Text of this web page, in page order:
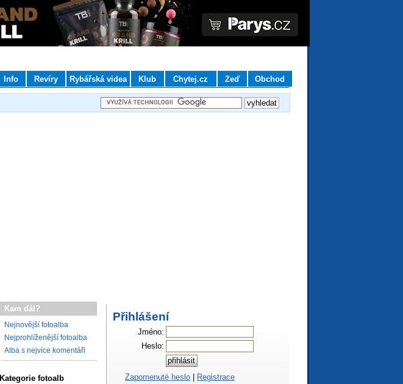
Info Revíry Rybářská videa Klub Chytej.cz Zeď Obchod
Kam dál?
Nejnovější fotoalba
Nejprohlíženější fotoalba
Alba s nejvíce komentáři
Kategorie fotoalb
Přihlášení
Jméno:
Heslo:
Zapomenuté heslo | Registrace